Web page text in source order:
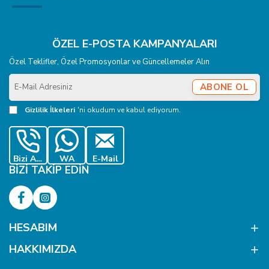
ÖZEL E-POSTA KAMPANYALARI
Özel Teklifler, Özel Promosyonlar ve Güncellemeler Alın
E-
Mail
Adresiniz
ABONE OL
Gizlilik İlkeleri 'ni okudum ve kabul ediyorum.
Bizi Ara WA E-Mail
BIZI TAKIP EDIN
HESABIM
HAKKIMIZDA